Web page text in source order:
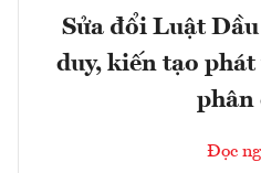
Sửa đổi Luật
duy, kiến tạo
phân
Đọc